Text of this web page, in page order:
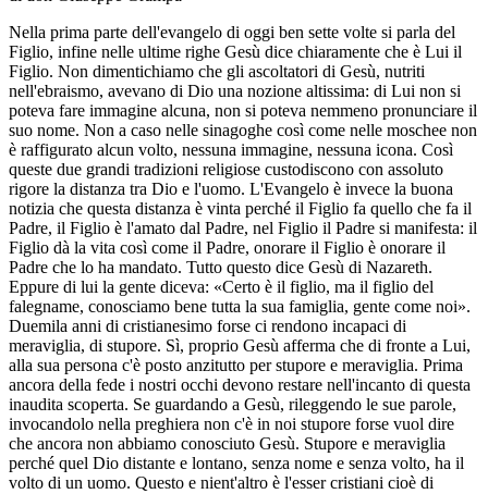
Nella prima parte dell'evangelo di oggi ben sette volte si parla del
Figlio, infine nelle ultime righe Gesù dice chiaramente che è Lui il
Figlio. Non dimentichiamo che gli ascoltatori di Gesù, nutriti
nell'ebraismo, avevano di Dio una nozione altissima: di Lui non si
poteva fare immagine alcuna, non si poteva nemmeno pronunciare il
suo nome. Non a caso nelle sinagoghe così come nelle moschee non
è raffigurato alcun volto, nessuna immagine, nessuna icona. Così
queste due grandi tradizioni religiose custodiscono con assoluto
rigore la distanza tra Dio e l'uomo. L'Evangelo è invece la buona
notizia che questa distanza è vinta perché il Figlio fa quello che fa il
Padre, il Figlio è l'amato dal Padre, nel Figlio il Padre si manifesta: il
Figlio dà la vita così come il Padre, onorare il Figlio è onorare il
Padre che lo ha mandato. Tutto questo dice Gesù di Nazareth.
Eppure di lui la gente diceva: «Certo è il figlio, ma il figlio del
falegname, conosciamo bene tutta la sua famiglia, gente come noi».
Duemila anni di cristianesimo forse ci rendono incapaci di
meraviglia, di stupore. Sì, proprio Gesù afferma che di fronte a Lui,
alla sua persona c'è posto anzitutto per stupore e meraviglia. Prima
ancora della fede i nostri occhi devono restare nell'incanto di questa
inaudita scoperta. Se guardando a Gesù, rileggendo le sue parole,
invocandolo nella preghiera non c'è in noi stupore forse vuol dire
che ancora non abbiamo conosciuto Gesù. Stupore e meraviglia
perché quel Dio distante e lontano, senza nome e senza volto, ha il
volto di un uomo. Questo e nient'altro è l'esser cristiani cioè di